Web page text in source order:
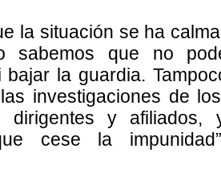
la situación se ha
sabemos que no
bajar la guardia.
investigaciones de
dirigentes y afiliados,
cese la